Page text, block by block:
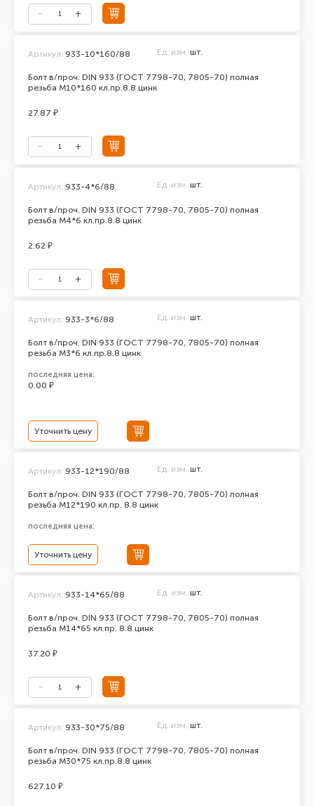
Болт в/проч. DIN 933 (ГОСТ 7798-70, 7805-70) полная
резьба М10*160 кл.пр.8.8 цинк
Артикул: 933-10*160/88 Ед. изм. шт.
27.87 ₽
Болт в/проч. DIN 933 (ГОСТ 7798-70, 7805-70) полная
резьба М4*6 кл.пр.8.8 цинк
Артикул: 933-4*6/88 Ед. изм. шт.
2.62 ₽
Болт в/проч. DIN 933 (ГОСТ 7798-70, 7805-70) полная
резьба М3*6 кл.пр.8.8 цинк
Артикул: 933-3*6/88 Ед. изм. шт.
последняя цена:
0.00 ₽
Уточнить цену
Болт в/проч. DIN 933 (ГОСТ 7798-70, 7805-70) полная
резьба М12*190 кл.пр. 8.8 цинк
Артикул: 933-12*190/88 Ед. изм. шт.
последняя цена:
Уточнить цену
Болт в/проч. DIN 933 (ГОСТ 7798-70, 7805-70) полная
резьба М14*65 кл.пр. 8.8 цинк
Артикул: 933-14*65/88 Ед. изм. шт.
37.20 ₽
Болт в/проч. DIN 933 (ГОСТ 7798-70, 7805-70) полная
резьба М30*75 кл.пр.8.8 цинк
Артикул: 933-30*75/88 Ед. изм. шт.
627.10 ₽